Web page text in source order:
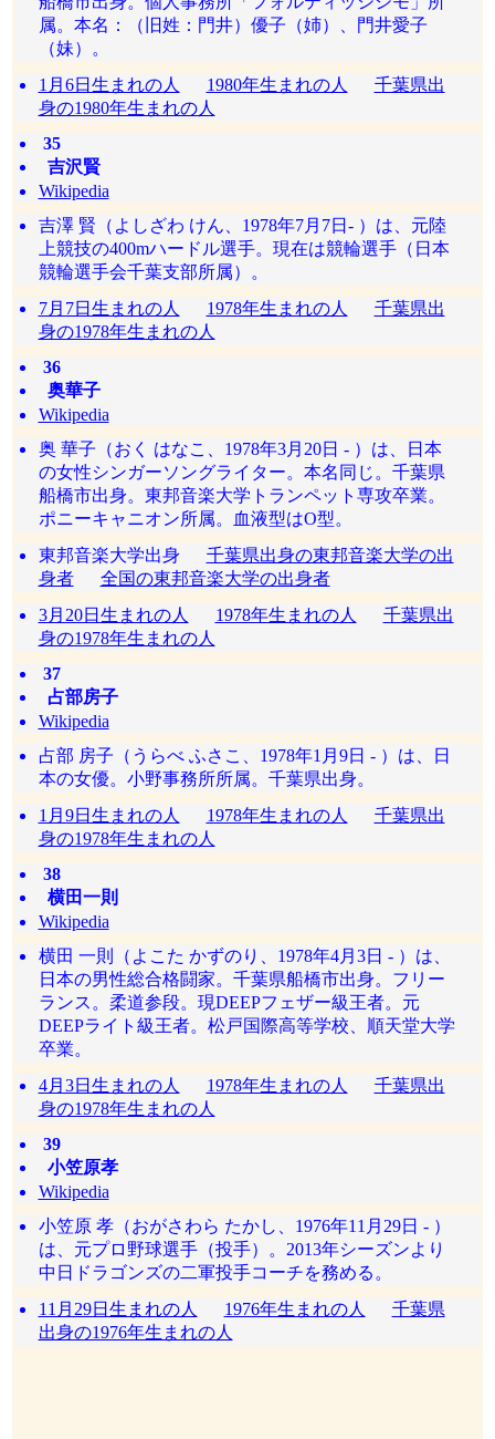
属。本名：（旧姓：門井）優子（姉）、門井愛子
（妹）。
1月6日生まれの人
1980年生まれの人
千葉県出
身の1980年生まれの人
35
吉沢賢
Wikipedia
吉澤 賢（よしざわ けん、1978年7月7日- ）は、元陸
上競技の400mハードル選手。現在は競輪選手（日本
競輪選手会千葉支部所属）。
7月7日生まれの人
1978年生まれの人
千葉県出
身の1978年生まれの人
36
奥華子
Wikipedia
奥 華子（おく はなこ、1978年3月20日 - ）は、日本
の女性シンガーソングライター。本名同じ。千葉県
船橋市出身。東邦音楽大学トランペット専攻卒業。
ポニーキャニオン所属。血液型はO型。
東邦音楽大学出身 千葉県出身の東邦音楽大学の出
身者
全国の東邦音楽大学の出身者
3月20日生まれの人
1978年生まれの人
千葉県出
身の1978年生まれの人
37
占部房子
Wikipedia
占部 房子（うらべ ふさこ、1978年1月9日 - ）は、日
本の女優。小野事務所所属。千葉県出身。
1月9日生まれの人
1978年生まれの人
千葉県出
身の1978年生まれの人
38
横田一則
Wikipedia
横田 一則（よこた かずのり、1978年4月3日 - ）は、
日本の男性総合格闘家。千葉県船橋市出身。フリー
ランス。柔道参段。現DEEPフェザー級王者。元
DEEPライト級王者。松戸国際高等学校、順天堂大学
卒業。
4月3日生まれの人
1978年生まれの人
千葉県出
身の1978年生まれの人
39
小笠原孝
Wikipedia
小笠原 孝（おがさわら たかし、1976年11月29日 - ）
は、元プロ野球選手（投手）。2013年シーズンより
中日ドラゴンズの二軍投手コーチを務める。
11月29日生まれの人
1976年生まれの人
千葉県
出身の1976年生まれの人